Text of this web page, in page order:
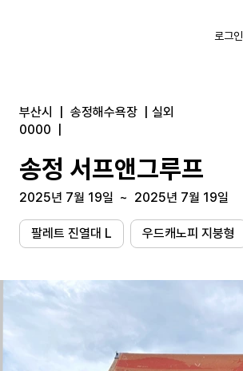
로그인
부산시 송정해수욕장
실외
0000
송정 서프앤그루프
2025년 7월 19일 ~ 2025년 7월 19일
팔레트 진열대 L 우드캐노피 지붕형